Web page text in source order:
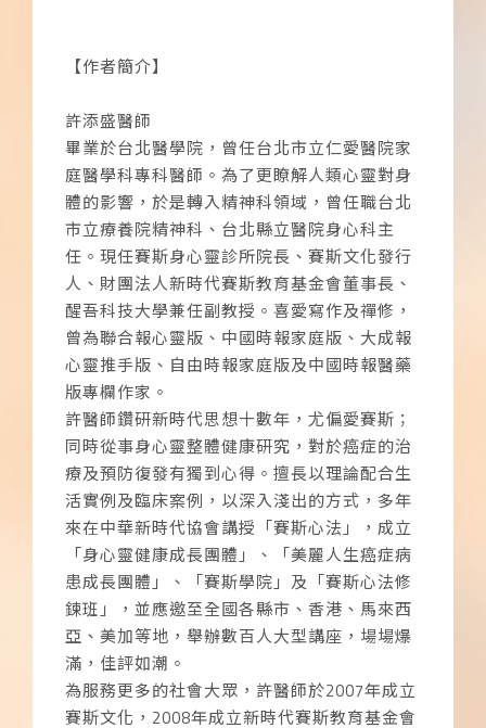
【作者簡介】
許添盛醫師
畢業於台北醫學院，曾任台北市立仁愛醫院家
庭醫學科專科醫師。為了更瞭解人類心靈對身
體的影響，於是轉入精神科領域，曾任職台北
市立療養院精神科、台北縣立醫院身心科主
任。現任賽斯身心靈診所院長、賽斯文化發行
人、財團法人新時代賽斯教育基金會董事長、
醒吾科技大學兼任副教授。喜愛寫作及禪修，
曾為聯合報心靈版、中國時報家庭版、大成報
心靈推手版、自由時報家庭版及中國時報醫藥
版專欄作家。
許醫師鑽研新時代思想十數年，尤偏愛賽斯；
同時從事身心靈整體健康研究，對於癌症的治
療及預防復發有獨到心得。擅長以理論配合生
活實例及臨床案例，以深入淺出的方式，多年
來在中華新時代協會講授「賽斯心法」，成立
「身心靈健康成長團體」、「美麗人生癌症病
患成長團體」、「賽斯學院」及「賽斯心法修
鍊班」，並應邀至全國各縣市、香港、馬來西
亞、美加等地，舉辦數百人大型講座，場場爆
滿，佳評如潮。
為服務更多的社會大眾，許醫師於2007年成立
賽斯文化，2008年成立新時代賽斯教育基金會